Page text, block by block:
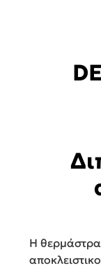
Η θερμάστρα